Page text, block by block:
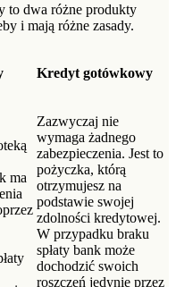
to dwa różne produkty
i mają różne zasady.
Kredyt gotówkowy
ma
Zazwyczaj nie
wymaga żadnego
zabezpieczenia. Jest to
pożyczka, którą
otrzymujesz na
podstawie swojej
zdolności kredytowej.
W przypadku braku
spłaty bank może
dochodzić swoich
roszczeń jedynie przez